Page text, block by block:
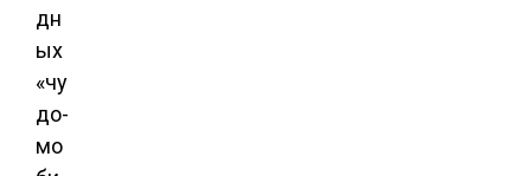
дн
ых
«чу
до-
мо